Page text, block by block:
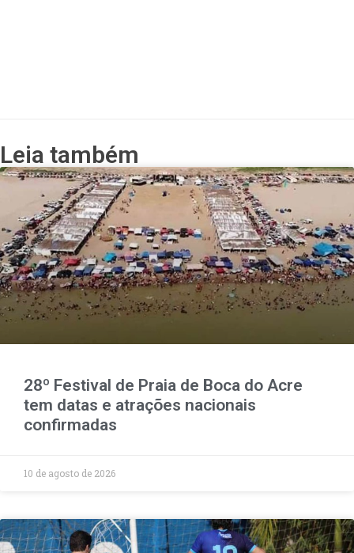
Leia também
28º Festival de Praia de Boca do Acre
tem datas e atrações nacionais
confirmadas
10 de agosto de 2026